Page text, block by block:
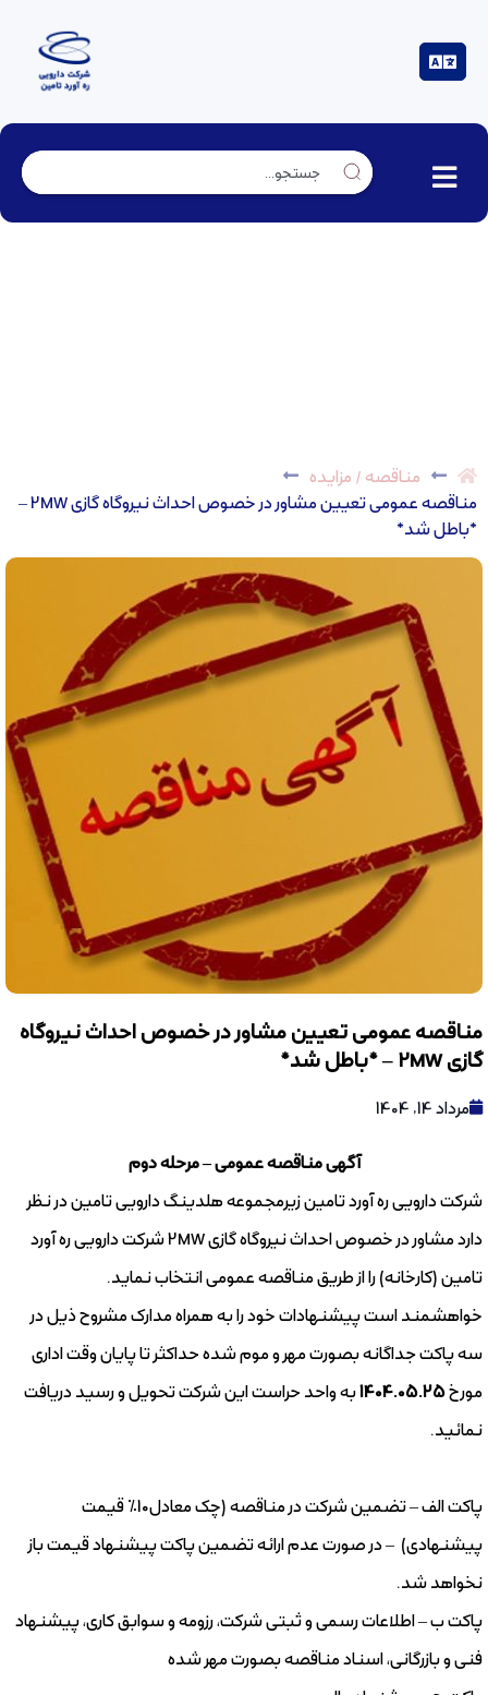
مناقصه / مزایده
مناقصه عمومی تعیین مشاور در خصوص احداث نیروگاه گازی 2MW –
*باطل شد*
مناقصه عمومی تعیین مشاور در خصوص احداث نیروگاه
گازی 2MW – *باطل شد*
مرداد 14, 1404
آگهی مناقصه عمومی – مرحله دوم
شرکت دارویی ره آورد تامین زیرمجموعه هلدینگ دارویی تامین در نظر
دارد مشاور در خصوص احداث نیروگاه گازی 2MW شرکت دارویی ره آورد
تامین (کارخانه) را از طریق مناقصه عمومی انتخاب نماید.
خواهشمند است پیشنهادات خود را به همراه مدارک مشروح ذیل در
سه پاکت جداگانه بصورت مهر و موم شده حداکثر تا پایان وقت اداری
مورخ1404.05.25به واحد حراست این شرکت تحویل و رسید دریافت
نمائید.
پاکت الف – تضمین شرکت در مناقصه (چک معادل10% قیمت
پیشنهادی) – در صورت عدم ارائه تضمین پاکت پیشنهاد قیمت باز
نخواهد شد.
پاکت ب – اطلاعات رسمی و ثبتی شرکت، رزومه و سوابق کاری، پیشنهاد
فنی و بازرگانی، اسناد مناقصه بصورت مهر شده